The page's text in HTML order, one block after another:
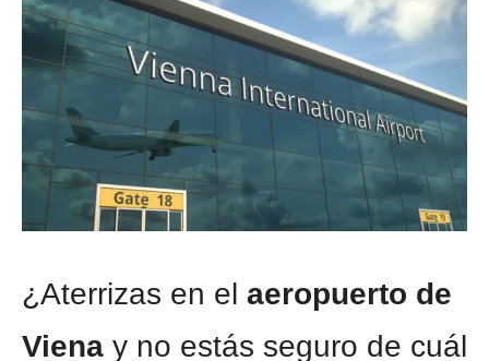
¿Aterrizas en el aeropuerto de
Viena y no estás seguro de cuál